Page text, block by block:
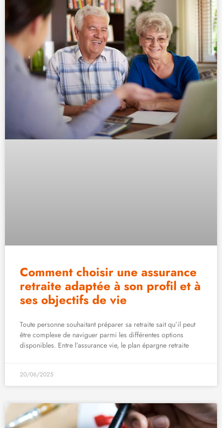
Comment choisir une assurance
retraite adaptée à son profil et à
ses objectifs de vie
Toute personne souhaitant préparer sa retraite sait qu’il peut
être complexe de naviguer parmi les différentes options
disponibles. Entre l’assurance vie, le plan épargne retraite
20/06/2025